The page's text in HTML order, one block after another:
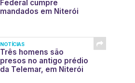
Federal cumpre
mandados em Niterói
NOTÍCIAS
Três homens são
presos no antigo prédio
da Telemar, em Niterói